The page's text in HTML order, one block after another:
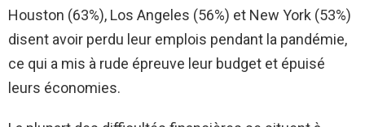
Houston (63%), Los Angeles (56%) et New York (53%)
disent avoir perdu leur emplois pendant la pandémie,
ce qui a mis à rude épreuve leur budget et épuisé
leurs économies.